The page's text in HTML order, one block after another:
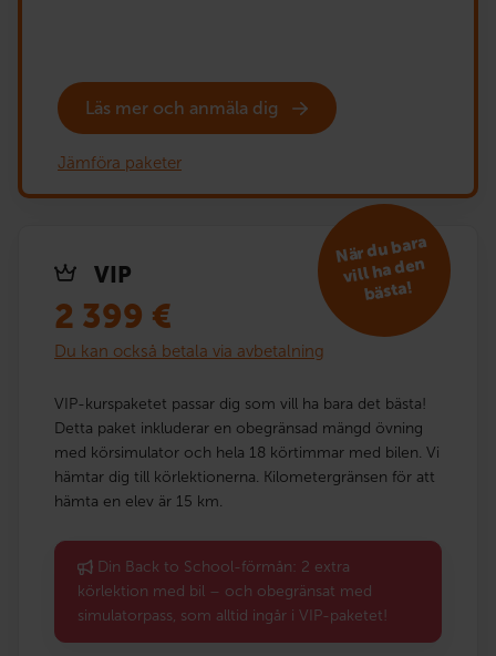
Läs mer och anmäla dig
Jämföra paketer
VIP
När du bara
vill ha den
bästa!
2 399 €
Du kan också betala via avbetalning
VIP-kurspaketet passar dig som vill ha bara det bästa!
Detta paket inkluderar en obegränsad mängd övning
med körsimulator och hela 18 körtimmar med bilen. Vi
hämtar dig till körlektionerna. Kilometergränsen för att
hämta en elev är 15 km.
Din Back to School-förmån: 2 extra
körlektion med bil – och obegränsat med
simulatorpass, som alltid ingår i VIP-paketet!